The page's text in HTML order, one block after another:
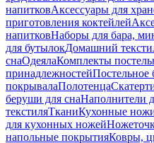
напитковАксессуары для
приготовления коктейлей
напитковНаборы для бара,
для бутылокДомашний
снаОдеялаКомплекты
принадлежностейПостельное
покрывалаПолотенца
беруши для снаНаполнители
текстиляТканиКухонные
для кухонных ножей
напольные покрытияКовры,